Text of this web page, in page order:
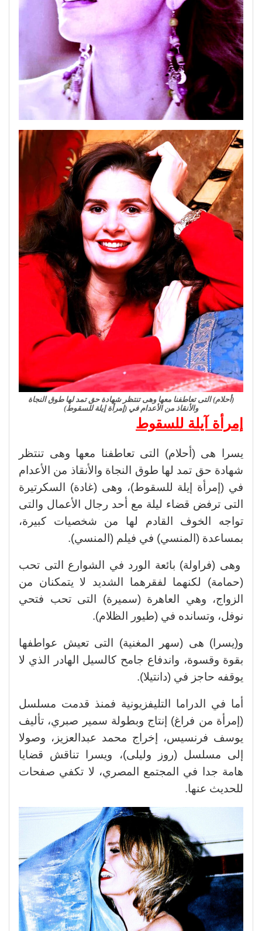
(أحلام) التى تعاطفنا معها وهى تنتظر شهادة حق تمد لها طوق النجاة
والأنقاذ من الأعدام في (إمرأة إيلة للسقوط)
إمرأة آيلة للسقوط
يسرا هى (أحلام) التى تعاطفنا معها وهى تنتظر
شهادة حق تمد لها طوق النجاة والأنقاذ من الأعدام
في (إمرأة إيلة للسقوط)، وهى (غادة) السكرتيرة
التى ترفض قضاء ليلة مع أحد رجال الأعمال والتى
تواجه الخوف القادم لها من شخصيات كبيرة،
بمساعدة (المنسي) في فيلم (المنسي).
وهى (فراولة) بائعة الورد في الشوارع التى تحب
(حمامة) لكنهما لفقرهما الشديد لا يتمكنان من
الزواج، وهي العاهرة (سميرة) التى تحب فتحي
نوفل، وتسانده في (طيور الظلام).
و(يسرا) هى (سهر المغنية) التى تعيش عواطفها
بقوة وقسوة، واندفاع جامح كالسيل الهادر الذي لا
يوقفه حاجز في (دانتيلا).
أما في الدراما التليفزيونية فمنذ قدمت مسلسل
(إمرأة من فراغ) إنتاج وبطولة سمير صبري، تأليف
يوسف فرنسيس، إخراج محمد عبدالعزيز، وصولا
إلى مسلسل (روز وليلى)، ويسرا تناقش قضايا
هامة جدا في المجتمع المصري، لا تكفي صفحات
للحديث عنها.